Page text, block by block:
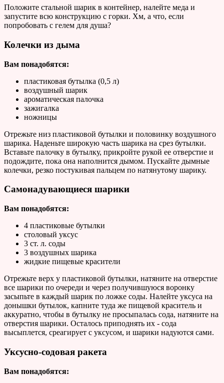
Положите стальной шарик в контейнер, налейте меда и
запустите всю конструкцию с горки. Хм, а что, если
попробовать с гелем для душа?
Колечки из дыма
Вам понадобятся:
пластиковая бутылка (0,5 л)
воздушный шарик
ароматическая палочка
зажигалка
ножницы
Отрежьте низ пластиковой бутылки и половинку воздушного
шарика. Наденьте широкую часть шарика на срез бутылки.
Вставьте палочку в бутылку, прикройте рукой ее отверстие и
подождите, пока она наполнится дымом. Пускайте дымные
колечки, резко постукивая пальцем по натянутому шарику.
Самонадувающиеся шарики
Вам понадобятся:
4 пластиковые бутылки
столовый уксус
3 ст. л. соды
3 воздушных шарика
жидкие пищевые красители
Отрежьте верх у пластиковой бутылки, натяните на отверстие
все шарики по очереди и через получившуюся воронку
засыпьте в каждый шарик по ложке соды. Налейте уксуса на
донышки бутылок, капните туда же пищевой краситель и
аккуратно, чтобы в бутылку не просыпалась сода, натяните на
отверстия шарики. Осталось приподнять их - сода
высыплется, среагирует с уксусом, и шарики надуются сами.
Уксусно-содовая ракета
Вам понадобятся: